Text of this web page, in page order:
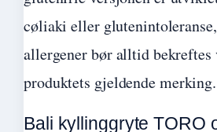
cøliaki eller
allergener bør alltid bekreftes
produktets gjeldende merking.
Bali kyllinggryte TORO